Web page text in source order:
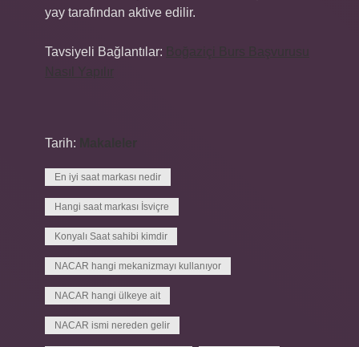
yay tarafından aktive edilir.
Tavsiyeli Bağlantılar:
Tarih:
En iyi saat markası nedir
Hangi saat markası İsviçre
Konyalı Saat sahibi kimdir
NACAR hangi mekanizmayı kullanıyor
NACAR hangi ülkeye ait
NACAR ismi nereden gelir